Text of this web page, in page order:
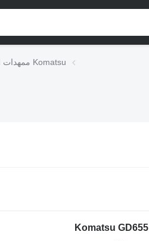
ممهدات الطرق Komatsu
Komatsu GD655